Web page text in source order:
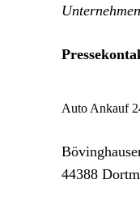
Auto Ankauf
44388